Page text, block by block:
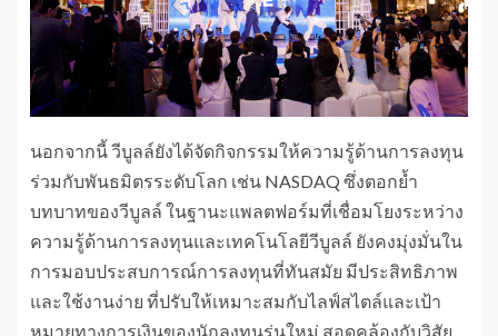
นอกจากนี้ วีบูลล์ยังได้จัดกิจกรรมให้ความรู้ด้านการลงทุน
ร่วมกับพันธมิตรระดับโลก เช่น NASDAQ ซึ่งตอกย้ำ
บทบาทของวีบูลล์ ในฐานะแพลตฟอร์มที่เชื่อมโยงระหว่าง
ความรู้ด้านการลงทุนและเทคโนโลยีวีบูลล์ ยังคงมุ่งมั่นใน
การมอบประสบการณ์การลงทุนที่ทันสมัย มีประสิทธิภาพ
และใช้งานง่าย ที่ปรับให้เหมาะสมกับไลฟ์สไตล์และเป้า
หมายทางการเงินของนักลงทุนรุ่นใหม่ สอดคล้องกับวิสัย